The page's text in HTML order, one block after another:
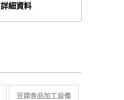
詳細資料
豆類食品加工設備